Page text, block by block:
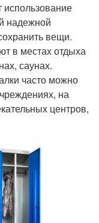
использование
надежной
вещи.
в местах отдыха
саунах.
часто можно
на
центров,